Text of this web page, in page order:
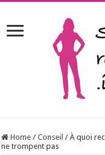
Home / Conseil / À quoi
ne trompent pas